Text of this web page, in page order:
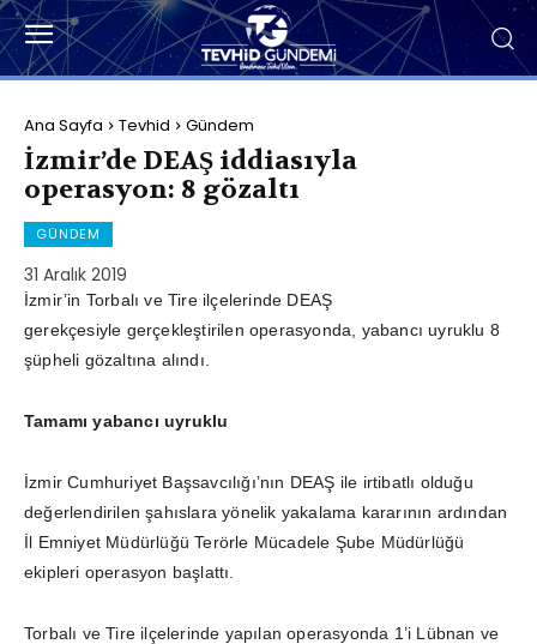
Ana Sayfa Tevhid Gündem
İzmir’de DEAŞ iddiasıyla
operasyon: 8 gözaltı
GÜNDEM
31 Aralık 2019
İzmir’in Torbalı ve Tire ilçelerinde DEAŞ
gerekçesiyle gerçekleştirilen operasyonda, yabancı uyruklu 8
şüpheli gözaltına alındı.
Tamamı yabancı uyruklu
İzmir Cumhuriyet Başsavcılığı’nın DEAŞ ile irtibatlı olduğu
değerlendirilen şahıslara yönelik yakalama kararının ardından
İl Emniyet Müdürlüğü Terörle Mücadele Şube Müdürlüğü
ekipleri operasyon başlattı.
Torbalı ve Tire ilçelerinde yapılan operasyonda 1’i Lübnan ve